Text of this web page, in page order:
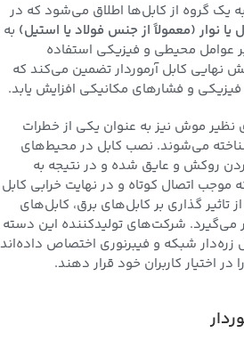
به یک گروه از کابل‌ها اطلاق می‌شود که در
یا نوار (معمولاً از جنس فولاد یا استیل) به
عوامل محیطی و فیزیکی استفاده
نهایی کابل آرموردار تضمین می‌کند که
فیزیکی و فشارهای مکانیکی افزایش یابد.
نظیر موش نیز به عنوان یکی از خطرات
می‌شوند. نصب کابل در محیط‌های
روکش و عایق شده و در نتیجه به
اتصال کوتاه و در نهایت خرابی کابل
تاثیر گذاری بر کابل‌های برق، کابل‌های
می‌گیرد. شرکت‌های تولیدکننده این دسته
زره‌دار شبکه و فیبرنوری اختصاص داده‌اند
در اختیار کاربران خود قرار دهند.